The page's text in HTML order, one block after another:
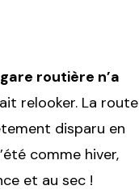
routière n’a
relooker. La route
disparu en
comme hiver,
et au sec !